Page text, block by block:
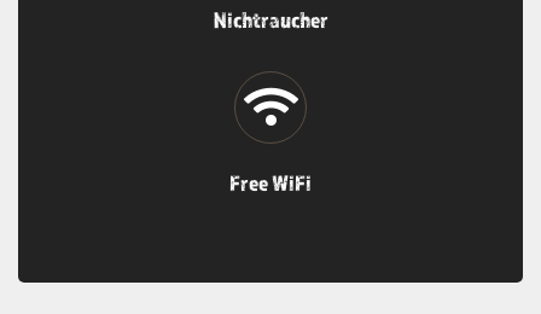
Nichtraucher
Free WiFi